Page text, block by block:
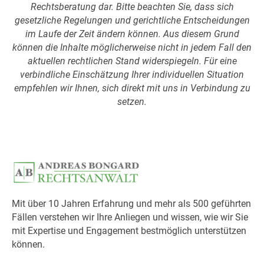
Rechtsberatung dar. Bitte beachten Sie, dass sich
gesetzliche Regelungen und gerichtliche Entscheidungen
im Laufe der Zeit ändern können. Aus diesem Grund
können die Inhalte möglicherweise nicht in jedem Fall den
aktuellen rechtlichen Stand widerspiegeln. Für eine
verbindliche Einschätzung Ihrer individuellen Situation
empfehlen wir Ihnen, sich direkt mit uns in Verbindung zu
setzen.
Mit über 10 Jahren Erfahrung und mehr als 500 geführten
Fällen verstehen wir Ihre Anliegen und wissen, wie wir Sie
mit Expertise und Engagement bestmöglich unterstützen
können.